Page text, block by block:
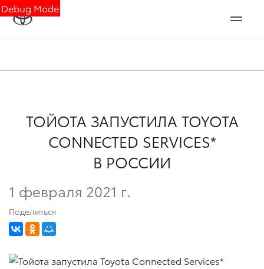
Debug Mode
ТОЙОТА ЗАПУСТИЛА TOYOTA
CONNECTED SERVICES*
В РОССИИ
1 февраля 2021 г.
Поделиться